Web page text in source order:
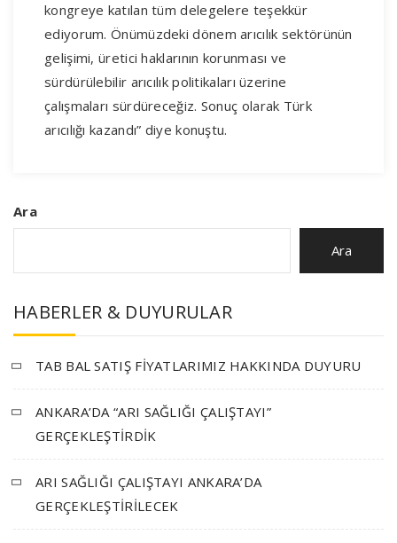
kongreye katılan tüm delegelere teşekkür
ediyorum. Önümüzdeki dönem arıcılık sektörünün
gelişimi, üretici haklarının korunması ve
sürdürülebilir arıcılık politikaları üzerine
çalışmaları sürdüreceğiz. Sonuç olarak Türk
arıcılığı kazandı” diye konuştu.
Ara
Ara
HABERLER & DUYURULAR
TAB BAL SATIŞ FİYATLARIMIZ HAKKINDA DUYURU
ANKARA’DA “ARI SAĞLIĞI ÇALIŞTAYI”
GERÇEKLEŞTİRDİK
ARI SAĞLIĞI ÇALIŞTAYI ANKARA’DA
GERÇEKLEŞTİRİLECEK